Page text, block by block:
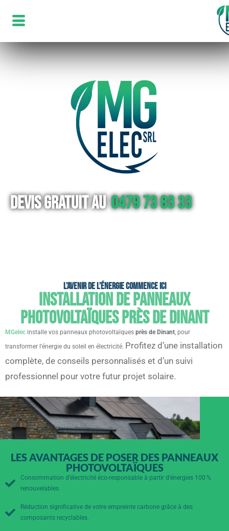
Devis gratuit au 0479 73 83 33
L’avenir de l’énergie commence ici
Installation de panneaux
photovoltaïques près de Dinant
MGelec installe vos panneaux photovoltaïques près de Dinant, pour
transformer l’énergie du soleil en électricité. Profitez d’une installation
complète, de conseils personnalisés et d’un suivi
professionnel pour votre futur projet solaire.
LES AVANTAGES DE POSER DES PANNEAUX
PHOTOVOLTAÏQUES
Consommation d’électricité éco-responsable à partir d’énergies 100 %
renouvelables.
Réduction significative de votre empreinte carbone grâce à des
composants recyclables.